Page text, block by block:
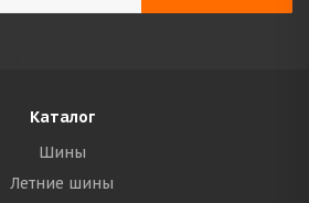
Каталог
Шины
Летние шины